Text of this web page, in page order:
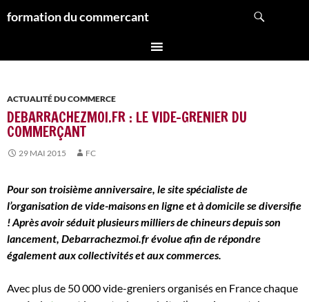
auformation du commercant
ACTUALITÉ DU COMMERCE
DEBARRACHEZMOI.FR : LE VIDE-GRENIER DU
COMMERÇANT
29 MAI 2015 FC
Pour son troisième anniversaire, le site spécialiste de
l’organisation de vide-maisons en ligne et à domicile se diversifie
! Après avoir séduit plusieurs milliers de chineurs depuis son
lancement, Debarrachezmoi.fr évolue afin de répondre
également aux collectivités et aux commerces.
Avec plus de 50 000 vide-greniers organisés en France chaque